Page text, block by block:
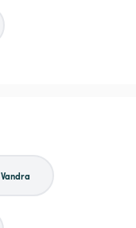
Vandra